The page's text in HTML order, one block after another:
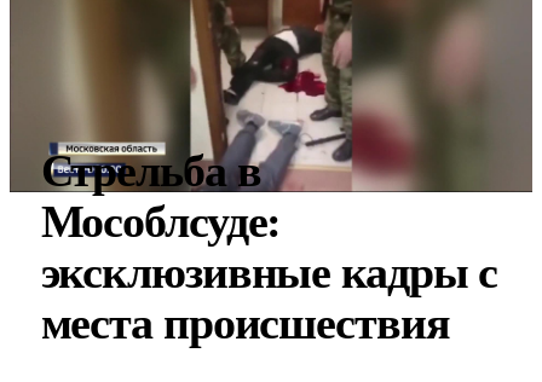
Стрельба в
Мособлсуде:
эксклюзивные кадры с
места происшествия